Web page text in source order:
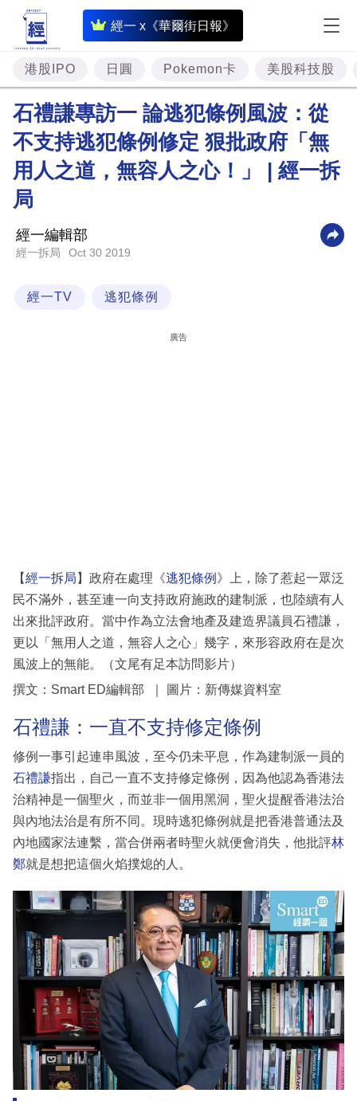
經一 x《華爾街日報》
即
時
財
經
專
題
財
訂
閱
專
港股IPO 日圓 Pokemon卡 美股科技股
石禮謙專訪一 論逃犯條例風波：從
不支持逃犯條例修定 狠批政府「無
用人之道，無容人之心！」 | 經一拆
局
經一編輯部
經一拆局 Oct 30 2019
經一TV 逃犯條例
廣告
【經一拆局 】政府在處理《逃犯條例 》上，除了惹起一眾泛
民不滿外，甚至連一向支持政府施政的建制派，也陸續有人
出來批評政府。當中作為立法會地產及建造界議員石禮謙，
更以「無用人之道，無容人之心」幾字，來形容政府在是次
風波上的無能。（文尾有足本訪問影片）
撰文：Smart ED編輯部 ｜ 圖片：新傳媒資料室
石禮謙：一直不支持修定條例
修例一事引起連串風波，至今仍未平息，作為建制派一員的
石禮謙指出，自己一直不支持修定條例，因為他認為香港法
治精神是一個聖火，而並非一個用黑洞，聖火提醒香港法治
與內地法治是有所不同。現時逃犯條例就是把香港普通法及
內地國家法連繫，當合併兩者時聖火就便會消失，他批評林
鄭就是想把這個火焰撲熄的人。